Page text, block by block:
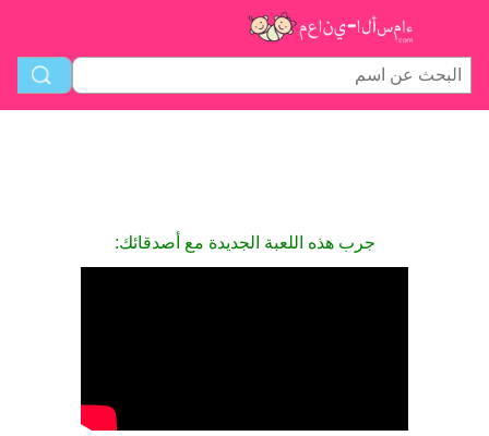
جرب هذه اللعبة الجديدة مع أصدقائك: